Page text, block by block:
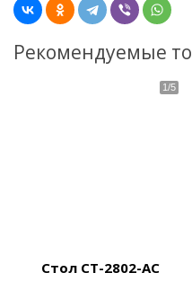
Рекомендуемые
Стол СТ-2802-АС